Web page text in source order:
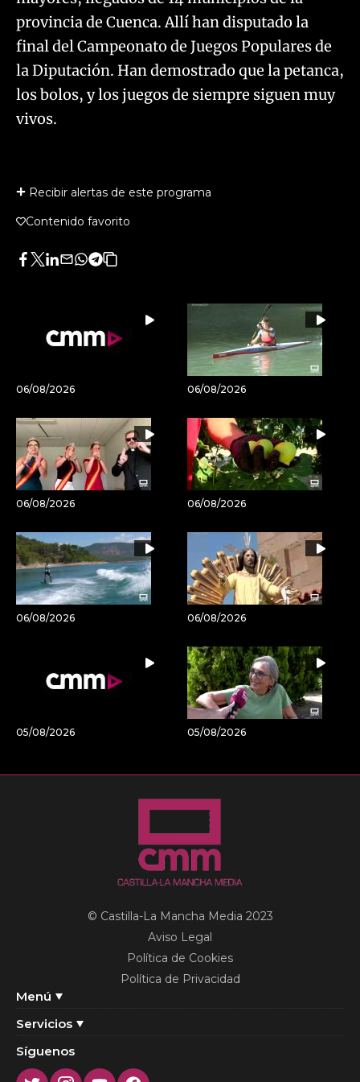
provincia de Cuenca. Allí han disputado la
final del Campeonato de Juegos Populares de
la Diputación. Han demostrado que la petanca,
los bolos, y los juegos de siempre siguen muy
vivos.
Recibir alertas de este programa
Contenido favorito
Facebook
Twitter
LinkedIn
Enviar
Whatsapp
Telegram
Copiar
06/08/2026 06/08/2026
06/08/2026 06/08/2026
06/08/2026 06/08/2026
05/08/2026 05/08/2026
Menú
Servicios
© Castilla-La Mancha Media 2023
Aviso Legal
Política de Cookies
Política de Privacidad
Síguenos
TwitterInstagram
YoutubeFacebook